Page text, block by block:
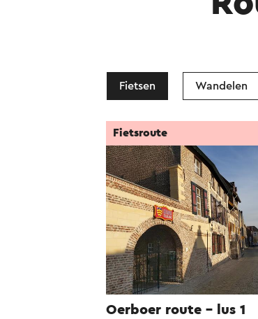
Fietsen Wandelen
Oerboer route – lus 1
Fietsroute